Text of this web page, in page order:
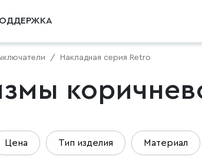
Накладная серия Retro
Цена Тип изделия Материал